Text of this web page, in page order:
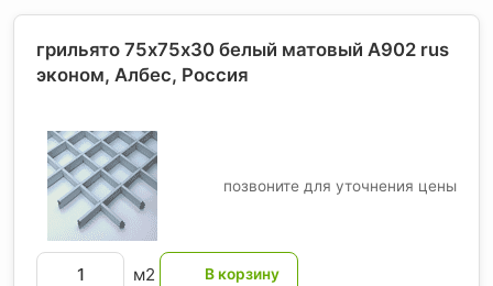
грильято 75х75х30 белый матовый А902 rus
эконом, Албес, Россия
позвоните для уточнения цены
м2